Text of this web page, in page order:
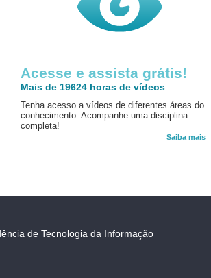
Acesse e assista grátis!
Mais de 19624 horas de vídeos
Tenha acesso a vídeos de diferentes áreas do
conhecimento. Acompanhe uma disciplina
completa!
Saiba mais
de Tecnologia da Informação